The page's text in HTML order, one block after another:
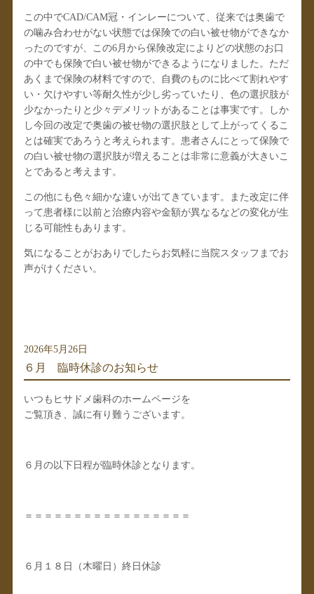
この中でCAD/CAM冠・インレーについて、従来では奥歯で
の噛み合わせがない状態では保険での白い被せ物ができなか
ったのですが、この6月から保険改定によりどの状態のお口
の中でも保険で白い被せ物ができるようになりました。ただ
あくまで保険の材料ですので、自費のものに比べて割れやす
い・欠けやすい等耐久性が少し劣っていたり、色の選択肢が
少なかったりと少々デメリットがあることは事実です。しか
し今回の改定で奥歯の被せ物の選択肢として上がってくるこ
とは確実であろうと考えられます。患者さんにとって保険で
の白い被せ物の選択肢が増えることは非常に意義が大きいこ
とであると考えます。
この他にも色々細かな違いが出てきています。また改定に伴
って患者様に以前と治療内容や金額が異なるなどの変化が生
じる可能性もあります。
気になることがおありでしたらお気軽に当院スタッフまでお
声がけください。
2026年5月26日
６月 臨時休診のお知らせ
いつもヒサドメ歯科のホームページを
ご覧頂き、誠に有り難うございます。
６月の以下日程が臨時休診となります。
＝＝＝＝＝＝＝＝＝＝＝＝＝＝＝＝＝
６月１８日（木曜日）終日休診